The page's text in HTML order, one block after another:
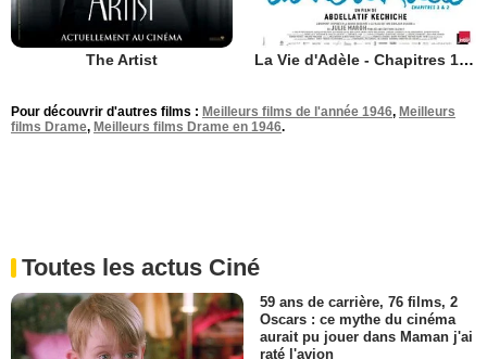
The Artist La Vie d'Adèle - Chapitres 1 et 2
Pour découvrir d'autres films : Meilleurs films de l'année 1946, Meilleurs
films Drame, Meilleurs films Drame en 1946.
Toutes les actus Ciné
59 ans de carrière, 76 films, 2
Oscars : ce mythe du cinéma
aurait pu jouer dans Maman j'ai
raté l'avion